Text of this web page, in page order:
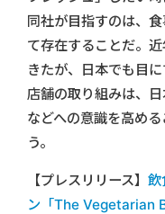
同社が目指すのは、
て存在することだ。
きたが、日本でも目
店舗の取り組みは、
などへの意識を高め
う。
【プレスリリース】 飲
ン「The Vegetarian